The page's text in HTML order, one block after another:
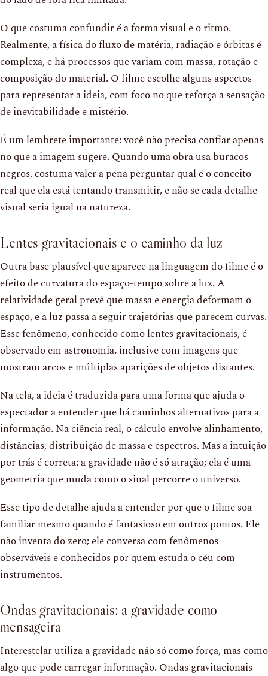
O que costuma confundir é a forma visual e o ritmo.
Realmente, a física do fluxo de matéria, radiação e órbitas é
complexa, e há processos que variam com massa, rotação e
composição do material. O filme escolhe alguns aspectos
para representar a ideia, com foco no que reforça a sensação
de inevitabilidade e mistério.
É um lembrete importante: você não precisa confiar apenas
no que a imagem sugere. Quando uma obra usa buracos
negros, costuma valer a pena perguntar qual é o conceito
real que ela está tentando transmitir, e não se cada detalhe
visual seria igual na natureza.
Lentes gravitacionais e o caminho da luz
Outra base plausível que aparece na linguagem do filme é o
efeito de curvatura do espaço-tempo sobre a luz. A
relatividade geral prevê que massa e energia deformam o
espaço, e a luz passa a seguir trajetórias que parecem curvas.
Esse fenômeno, conhecido como lentes gravitacionais, é
observado em astronomia, inclusive com imagens que
mostram arcos e múltiplas aparições de objetos distantes.
Na tela, a ideia é traduzida para uma forma que ajuda o
espectador a entender que há caminhos alternativos para a
informação. Na ciência real, o cálculo envolve alinhamento,
distâncias, distribuição de massa e espectros. Mas a intuição
por trás é correta: a gravidade não é só atração; ela é uma
geometria que muda como o sinal percorre o universo.
Esse tipo de detalhe ajuda a entender por que o filme soa
familiar mesmo quando é fantasioso em outros pontos. Ele
não inventa do zero; ele conversa com fenômenos
observáveis e conhecidos por quem estuda o céu com
instrumentos.
Ondas gravitacionais: a gravidade como
mensageira
Interestelar utiliza a gravidade não só como força, mas como
algo que pode carregar informação. Ondas gravitacionais